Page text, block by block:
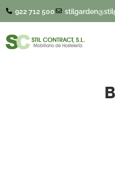
922 712 500